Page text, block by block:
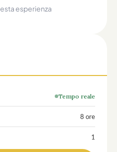
esperienza
Tempo reale
8 ore
1